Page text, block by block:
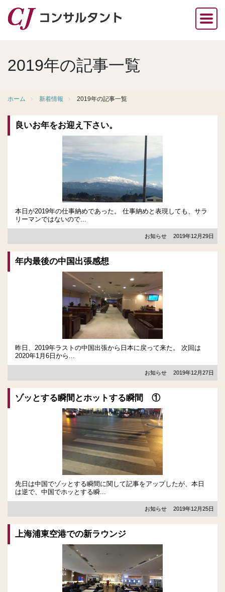
2019年の記事一覧
ホーム 新着情報 2019年の記事一覧
良いお年をお迎え下さい。
本日が2019年の仕事納めであった。 仕事納めと表現しても、サラ
リーマンではないので...
お知らせ 2019年12月29日
年内最後の中国出張感想
昨日、2019年ラストの中国出張から日本に戻って来た。 次回は
2020年1月6日から...
お知らせ 2019年12月27日
ゾッとする瞬間とホットする瞬間 ①
先日は中国でゾッとする瞬間に関して記事をアップしたが、本日
は逆で、中国でホッとする瞬...
お知らせ 2019年12月25日
上海浦東空港での新ラウンジ